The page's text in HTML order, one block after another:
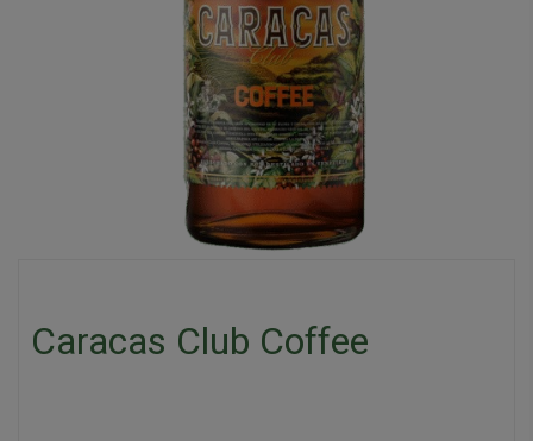
Caracas Club Coffee